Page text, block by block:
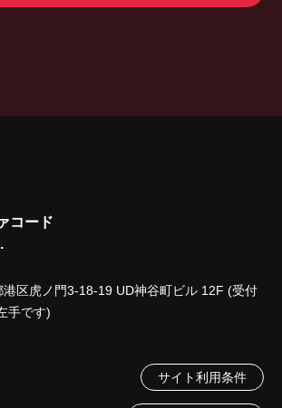
コード
区虎ノ門3-18-19 UD神谷町ビル 12F (受付
手です)
サイト利用条件